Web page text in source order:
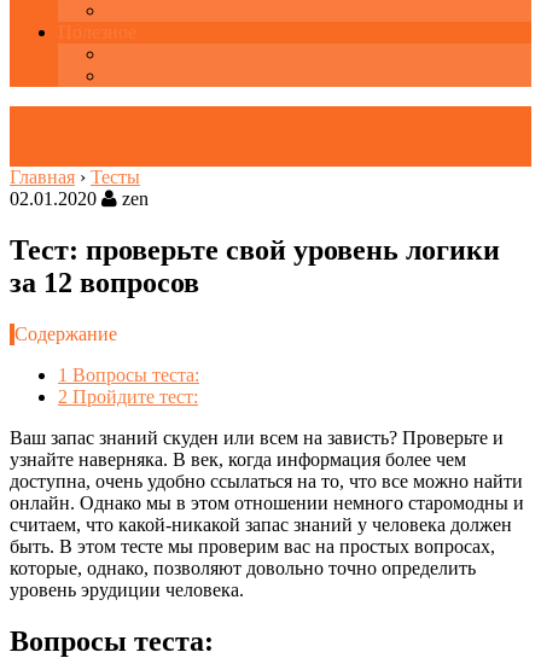
Полезное
Главная › Тесты
02.01.2020
zen
Тест: проверьте свой уровень логики
за 12 вопросов
Содержание
1 Вопросы теста:
2 Пройдите тест:
Ваш запас знаний скуден или всем на зависть? Проверьте и
узнайте наверняка. В век, когда информация более чем
доступна, очень удобно ссылаться на то, что все можно найти
онлайн. Однако мы в этом отношении немного старомодны и
считаем, что какой-никакой запас знаний у человека должен
быть. В этом тесте мы проверим вас на простых вопросах,
которые, однако, позволяют довольно точно определить
уровень эрудиции человека.
Вопросы теста: